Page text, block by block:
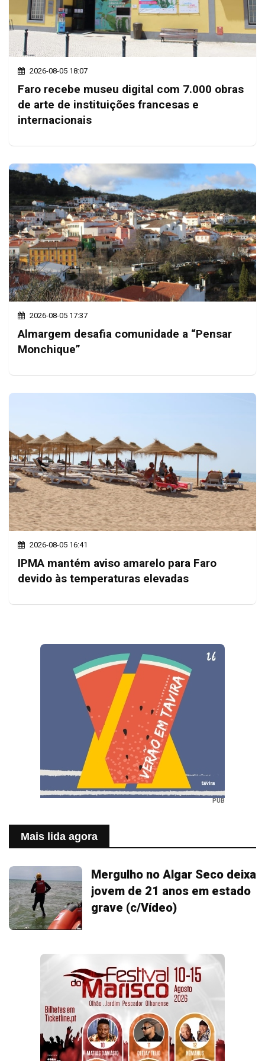
2026-08-05 18:07
Faro recebe museu digital com 7.000 obras
de arte de instituições francesas e
internacionais
2026-08-05 17:37
Almargem desafia comunidade a “Pensar
Monchique”
2026-08-05 16:41
IPMA mantém aviso amarelo para Faro
devido às temperaturas elevadas
PUB
Mais lida agora
Mergulho no Algar Seco deixa
jovem de 21 anos em estado
grave (c/Vídeo)